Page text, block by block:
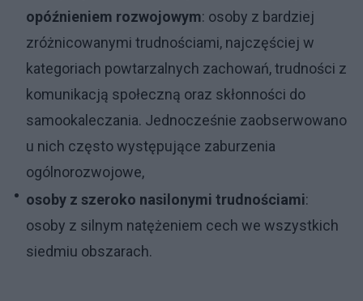
opóźnieniem rozwojowym: osoby z bardziej
zróżnicowanymi trudnościami, najczęściej w
kategoriach powtarzalnych zachowań, trudności z
komunikacją społeczną oraz skłonności do
samookaleczania. Jednocześnie zaobserwowano
u nich często występujące zaburzenia
ogólnorozwojowe,
osoby z szeroko nasilonymi trudnościami:
osoby z silnym natężeniem cech we wszystkich
siedmiu obszarach.